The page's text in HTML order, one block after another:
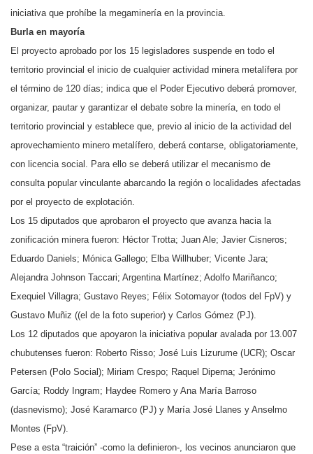
iniciativa que prohíbe la megaminería en la provincia.
Burla en mayoría
El proyecto aprobado por los 15 legisladores suspende en todo el
territorio provincial el inicio de cualquier actividad minera metalífera por
el término de 120 días; indica que el Poder Ejecutivo deberá promover,
organizar, pautar y garantizar el debate sobre la minería, en todo el
territorio provincial y establece que, previo al inicio de la actividad del
aprovechamiento minero metalífero, deberá contarse, obligatoriamente,
con licencia social. Para ello se deberá utilizar el mecanismo de
consulta popular vinculante abarcando la región o localidades afectadas
por el proyecto de explotación.
Los 15 diputados que aprobaron el proyecto que avanza hacia la
zonificación minera fueron: Héctor Trotta; Juan Ale; Javier Cisneros;
Eduardo Daniels; Mónica Gallego; Elba Willhuber; Vicente Jara;
Alejandra Johnson Taccari; Argentina Martínez; Adolfo Mariñanco;
Exequiel Villagra; Gustavo Reyes; Félix Sotomayor (todos del FpV) y
Gustavo Muñiz ((el de la foto superior) y Carlos Gómez (PJ).
Los 12 diputados que apoyaron la iniciativa popular avalada por 13.007
chubutenses fueron: Roberto Risso; José Luis Lizurume (UCR); Oscar
Petersen (Polo Social); Miriam Crespo; Raquel Diperna; Jerónimo
García; Roddy Ingram; Haydee Romero y Ana María Barroso
(dasnevismo); José Karamarco (PJ) y María José Llanes y Anselmo
Montes (FpV).
Pese a esta “traición” -como la definieron-, los vecinos anunciaron que